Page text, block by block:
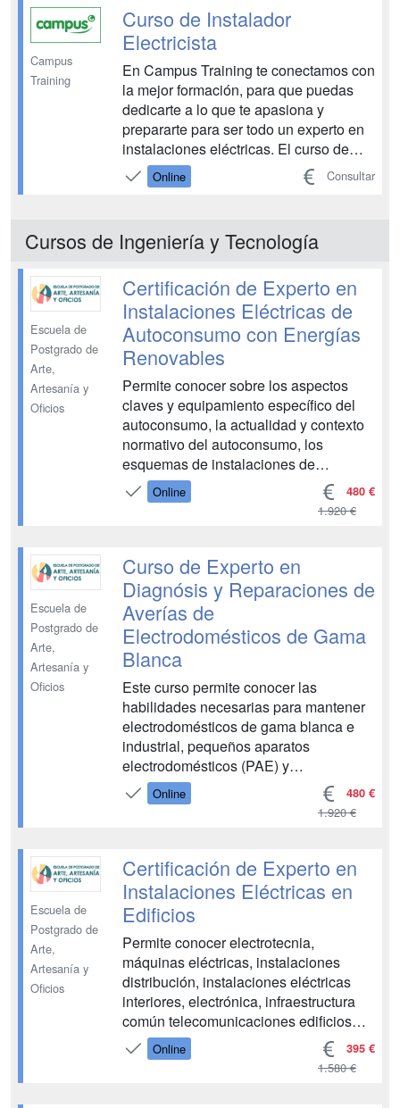
profesionalidad de electricidad. Obtén
tu certificado profesional de electricidad
y...
Campus
Training
Curso de Instalador
Electricista
En Campus Training te conectamos con
la mejor formación, para que puedas
dedicarte a lo que te apasiona y
prepararte para ser todo un experto en
instalaciones eléctricas. El curso de
Instalador Electricista te aportará
conocimientos técnicos para
instalaciones. ¿Suena bien? ...
Online Consultar
Cursos de Ingeniería y Tecnología
Escuela de
Postgrado de
Arte,
Artesanía y
Oficios
Certificación de Experto en
Instalaciones Eléctricas de
Autoconsumo con Energías
Renovables
Permite conocer sobre los aspectos
claves y equipamiento específico del
autoconsumo, la actualidad y contexto
normativo del autoconsumo, los
esquemas de instalaciones de
autoconsumo, las especificaciones
técnicas de las instalaciones de
acumulación, entre otros conceptos re...
Online 480 €
1.920 €
Escuela de
Postgrado de
Arte,
Artesanía y
Oficios
Curso de Experto en
Diagnósis y Reparaciones de
Averías de
Electrodomésticos de Gama
Blanca
Este curso permite conocer las
habilidades necesarias para mantener
electrodomésticos de gama blanca e
industrial, pequeños aparatos
electrodomésticos (PAE) y
herramientas eléctricas. La formación
se centra en conseguir criterios de
medioambientales en el ámbito
profesiona...
Online 480 €
1.920 €
Escuela de
Postgrado de
Arte,
Artesanía y
Oficios
Certificación de Experto en
Instalaciones Eléctricas en
Edificios
Permite conocer electrotecnia,
máquinas eléctricas, instalaciones
distribución, instalaciones eléctricas
interiores, electrónica, infraestructura
común telecomunicaciones edificios
viviendas, automatismos industriales,
instalaciones domóticas, instalaciones
Online 395 €
1.580 €